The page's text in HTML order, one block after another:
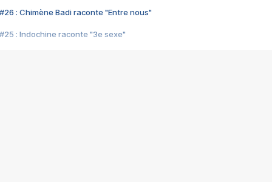
#26 : Chimène Badi raconte "Entre nous"
#25 : Indochine raconte "3e sexe"